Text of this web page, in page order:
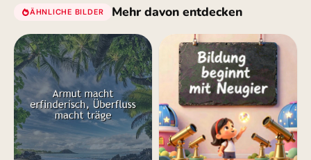
ÄHNLICHE BILDER Mehr davon entdecken